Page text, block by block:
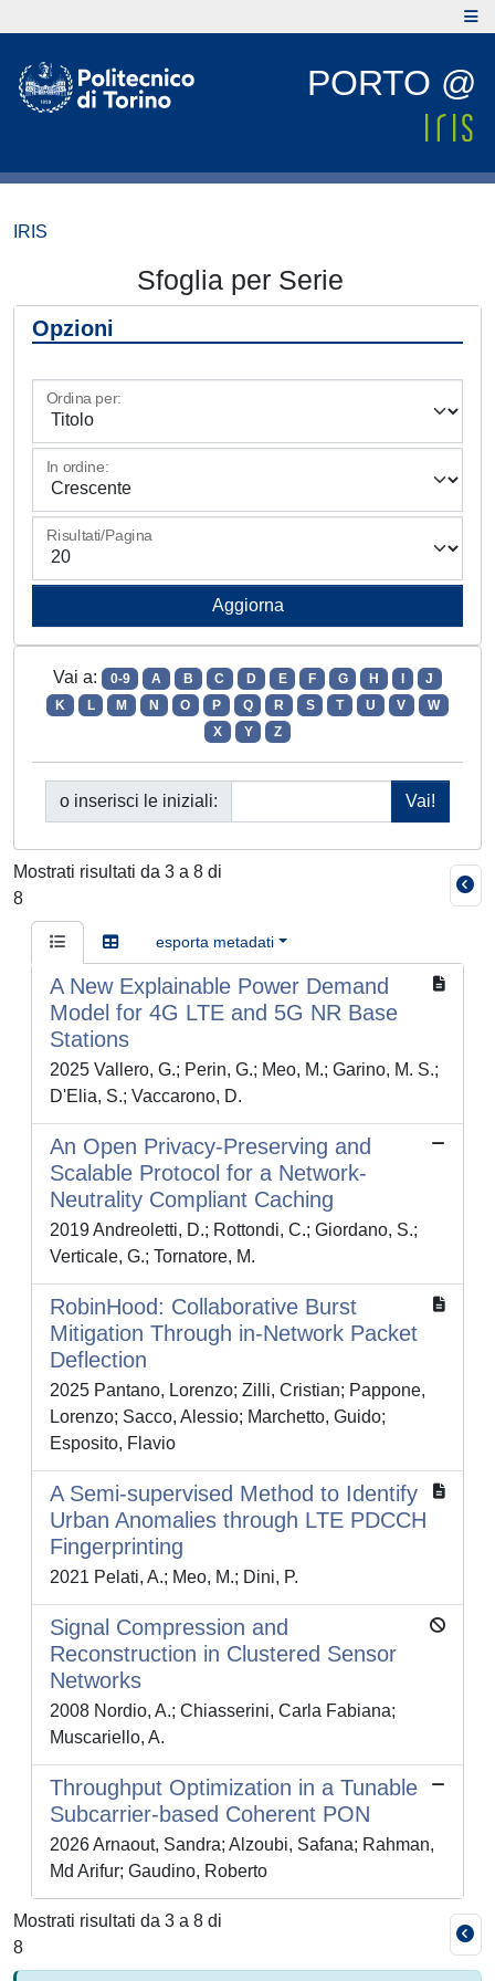
PORTO @
IRIS
Sfoglia per Serie
Opzioni
Ordina per:
In ordine:
Risultati/Pagina
Vai a: 0-9 A B C D E F G H
J
K
L M N O P Q R S T U V
W
X
Y Z
o inserisci le iniziali:
Mostrati risultati da 3 a 8 di
8
esporta metadati
A New Explainable Power Demand
Model for 4G LTE and 5G NR Base
Stations
2025 Vallero, G.; Perin, G.; Meo, M.; Garino, M. S.;
D'Elia, S.; Vaccarono, D.
An Open Privacy-Preserving and
Scalable Protocol for a Network-
Neutrality Compliant Caching
2019 Andreoletti, D.; Rottondi, C.; Giordano, S.;
Verticale, G.; Tornatore, M.
RobinHood: Collaborative Burst
Mitigation Through in-Network Packet
Deflection
2025 Pantano, Lorenzo; Zilli, Cristian; Pappone,
Lorenzo; Sacco, Alessio; Marchetto, Guido;
Esposito, Flavio
A Semi-supervised Method to Identify
Urban Anomalies through LTE PDCCH
Fingerprinting
2021 Pelati, A.; Meo, M.; Dini, P.
Signal Compression and
Reconstruction in Clustered Sensor
Networks
2008 Nordio, A.; Chiasserini, Carla Fabiana;
Muscariello, A.
Throughput Optimization in a Tunable
Subcarrier-based Coherent PON
2026 Arnaout, Sandra; Alzoubi, Safana; Rahman,
Md Arifur; Gaudino, Roberto
Mostrati risultati da 3 a 8 di
8